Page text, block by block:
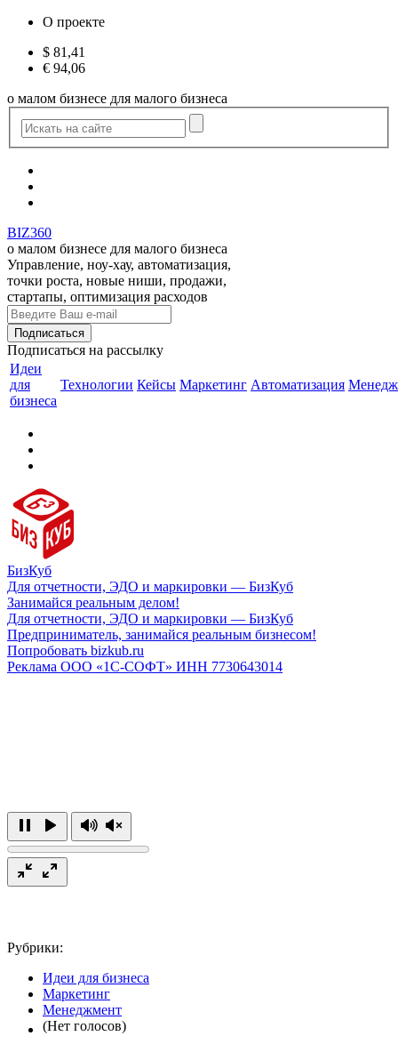
О проекте
$ 81,41
€ 94,06
о малом бизнесе для малого бизнеса
BIZ360
о малом бизнесе для малого бизнеса
Управление, ноу-хау, автоматизация,
точки роста, новые ниши, продажи,
стартапы, оптимизация расходов
Подписаться на рассылку
Идеи
для
бизнеса
Технологии Кейсы Маркетинг Автоматизация
БизКуб
Для отчетности, ЭДО и маркировки — БизКуб
Занимайся реальным делом!
Для отчетности, ЭДО и маркировки — БизКуб
Предприниматель, занимайся реальным бизнесом!
Попробовать bizkub.ru
Реклама ООО «1С-СОФТ» ИНН 7730643014
Рубрики:
Идеи для бизнеса
Маркетинг
Менеджмент
(Нет голосов)